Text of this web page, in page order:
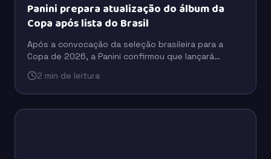
Panini prepara atualização do álbum da
Copa após lista do Brasil
Após a convocação da seleção brasileira para a
Copa de 2026, a Panini confirmou que lançará
fora da versão inicial do álbum.
2 min de leitura